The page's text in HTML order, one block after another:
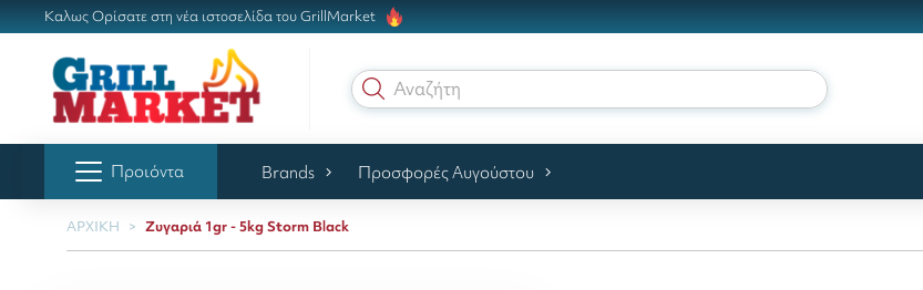
Καλως Ορίσατε στη νέα ιστοσελίδα του GrillMarket
Αναζήτηση
Προιόντα Brands Προσφορές Αυγούστου
ΑΡΧΙΚΗ Ζυγαριά 1gr - 5kg Storm Black